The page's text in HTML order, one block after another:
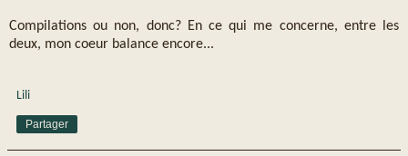
Compilations ou non, donc? En ce qui me concerne, entre les
deux, mon coeur balance encore...
Lili
Partager